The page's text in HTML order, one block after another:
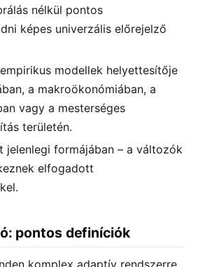
nélkül pontos
képes univerzális előrejelző
modellek helyettesítője
a makroökonómiában, a
vagy a mesterséges
területén.
jelenlegi formájában – a változók
elfogadott
pontos definíciók